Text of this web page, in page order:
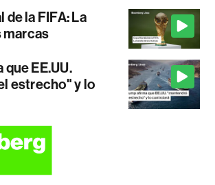
de la FIFA: La
marcas
EE.UU.
estrecho" y lo